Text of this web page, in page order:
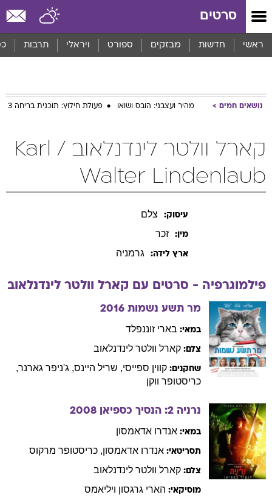
סרטים
ראשי חדשות מבזקים ספורט ויראלי תרבות
נושאים חמים מהיר ועצבני: הובס ושואו פעולת חילוץ: תוכנית בריחה 3
קארל וולטר לינדנלאוב / Karl
Walter Lindenlaub
עיסוק: צלם
מין: זכר
ארץ לידה: גרמניה
פילמוגרפיה - סרטים עם קארל וולטר לינדנלאוב
מר תשע נשמות 2016
במאי: בארי זוננפלד
צלם: קארל וולטר לינדנלאוב
שחקנים: קווין ספייסי, שריל היינס, ג'ניפר גארנר,
כריסטופר ווקן
נרניה 2: הנסיך כספיאן 2008
במאי: אנדרו אדאמסון
תסריטאי: אנדרו אדאמסון, כריסטופר מרקוס
צלם: קארל וולטר לינדנלאוב
מוסיקאי: הארי גרגסון ויליאמס